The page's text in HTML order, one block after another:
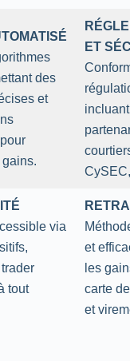
des
et
ET
via
tout
et
les
carte
et